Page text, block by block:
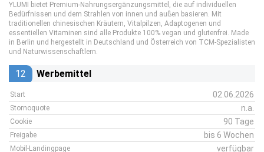
YLUMI bietet Premium-Nahrungsergänzungsmittel, die auf individuellen
Bedürfnissen und dem Strahlen von innen und außen basieren. Mit
traditionellen chinesischen Kräutern, Vitalpilzen, Adaptogenen und
essentiellen Vitaminen sind alle Produkte 100% vegan und glutenfrei. Made
in Berlin und hergestellt in Deutschland und Österreich von TCM-Spezialisten
und Naturwissenschaftlern.
12 Werbemittel
Start 02.06.2026
Stornoquote n.a.
Cookie 90 Tage
Freigabe bis 6 Wochen
Mobil-Landingpage verfügbar